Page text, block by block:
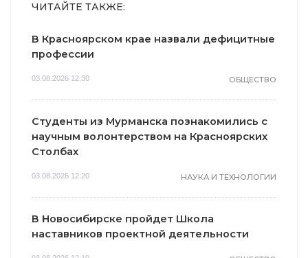
ЧИТАЙТЕ ТАКЖЕ:
В Красноярском крае назвали дефицитные
профессии
03.08.2026 12:30 ОБЩЕСТВО
Студенты из Мурманска познакомились с
научным волонтерством на Красноярских
Столбах
03.08.2026 12:20 НАУКА И ТЕХНОЛОГИИ
В Новосибирске пройдет Школа
наставников проектной деятельности